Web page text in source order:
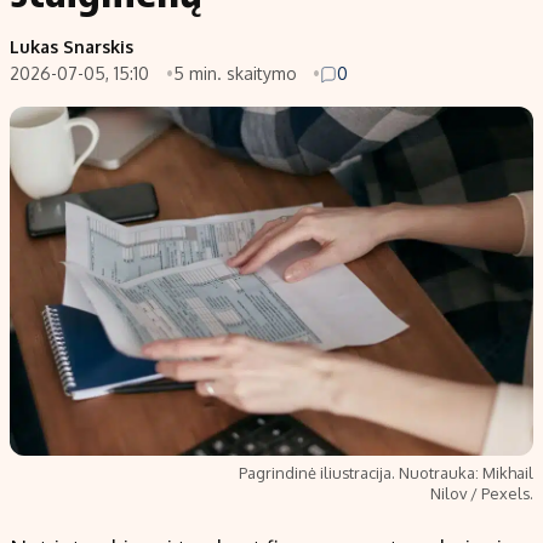
Populiarios temos
Akcijų rinka
Saulės elektrinės
Kriptovaliutos
Infliacija
Migracija
Indėliai
Indėlių skaičiuoklė
Būsto finansai
Įdomios naujienos
Redakcija
Apie mus
Redakcijos politika
Lukas Snarskis
2026-07-05, 15:10
5 min. skaitymo 0
Pagrindinė iliustracija. Nuotrauka: Mikhail
Nilov / Pexels.